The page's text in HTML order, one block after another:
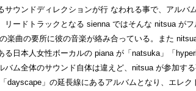
サウンドディレクションが行 なわれる事で、アルバ
リードトラックとなる sienna ではそんな nitsua がフ
楽曲の要所に彼の音楽が絡み合っている。また
る日本人女性ボーカルの piana が「natsuka」「
バム全体のサウンド自体は違えど、nitsua が参加す
dayscape」の延長線にあるアルバムとなり、エレク